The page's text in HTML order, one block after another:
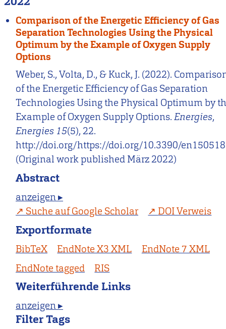
Comparison of the Energetic Efficiency of Gas
Separation Technologies Using the Physical
Optimum by the Example of Oxygen Supply
Options
Weber, S., Volta, D., & Kuck, J. (2022).
of the Energetic Efficiency of Gas Separation
Technologies Using the Physical Optimum by
Example of Oxygen Supply Options.Energies,
Energies 15(5), 22.
http://doi.org/https://doi.org/10.3390/
(Original work published März 2022)
Abstract
anzeigen ▸
Suche auf Google Scholar
DOI Verweis
Exportformate
BibTeX EndNote X3 XML
EndNote 7 XML
EndNote tagged
RIS
Weiterführende Links
anzeigen ▸
Filter Tags